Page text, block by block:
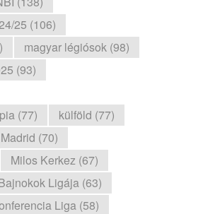
25 (106)
magyar légiósok (98)
(93)
(77)
külföld (77)
(70)
Milos Kerkez (67)
Ligája (63)
Liga (58)